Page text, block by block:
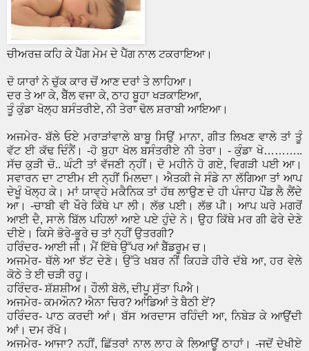
ਚੀਅਰਜ਼ ਕਹਿ ਕੇ ਪੈੱਗ ਮੇਮ ਦੇ ਪੈੱਗ ਨਾਲ ਟਕਰਾਇਆ।
ਦੋ ਯਾਰਾਂ ਨੇ ਚੁੱਕ ਕਾਰ ਚੋਂ ਆਣ ਦਰਾਂ ਤੇ ਲਾਹਿਆ।
ਦਰ ਤੇ ਆ ਕੇ, ਬੈੱਲ ਵਜਾ ਕੇ, ਠਾਹ ਬੂਹਾ ਖੜਕਾਇਆ,
ਤੂੰ ਕੁੰਡਾ ਖੋਲ੍ਹ ਬਸੰਤਰੀਏ, ਨੀ ਤੇਰਾ ਢੋਲ ਸ਼ਰਾਬੀ ਆਇਆ।
ਅਜਮੇਰ- ਬੱਲੇ ਓਏ ਮਰਾੜਾਂਵਾਲੇ ਬਾਬੂ ਸਿਉਂ ਮਾਨਾ, ਗੀਤ ਲਿਖਣ ਵਾਲੇ ਤਾਂ ਤੂੰ
ਵੱਟ ਈ ਕੱਢ ਦਿੰਨੈਂ। -ਹੋ ਬੁਹਾ ਖੋਲ ਬਸੰਤਰੀਏ ਨੀ ਤੇਰਾ। - ਕੁੰਡਾ ਖੋ………..
ਸੱਚ ਕੁੜੀ ਚੋ.. ਘੰਟੀ ਤਾਂ ਵੱਜਣੀ ਨ੍ਹੀਂ। ਦੋ ਮਹੀਨੇ ਹੋ ਗਏ, ਵਿਗੜੀ ਪਈ ਆ।
ਸਵਾਰਨ ਦਾ ਟਾਈਮ ਈ ਨ੍ਹੀਂ ਮਿਲਦਾ। ਐਤਕੀ ਜੇ ਸੰਡੇਨਾ ਲੱਗਿਆ ਤਾਂ ਆਪ
ਦੇਖੂੰ ਖੋਲ੍ਹ ਕੇ। ਮਾਂ ਯਾਵ੍ਹੇ ਮਕੈਨਿਕ ਤਾਂ ਹੱਥ ਲਾਉਣ ਦੇ ਹੀ ਪੰਜਾਹ ਪੌਂਡ ਲੈ ਲੈਂਦੇ
ਆ। -ਚਾਬੀ ਵੀ ਖੌਰੇ ਕਿੱਥੇ ਪਾ ਲੀ। ਲੱਭ ਪਈ। ਲੱਭ ਪੀ। ਆਪ ਘਰੇ ਮਗਰੋਂ
ਆਈ ਦੈ, ਸਾਲੇ ਬਿੱਲ ਪਹਿਲਾਂ ਆਏ ਪਏ ਹੁੰਦੇ ਨੇ। ਉਹ ਕਿੱਥੇ ਮਰ ਗੀ ਫੇਰੇ ਦੇਣੇ
ਦੀਏ। ਕਿਸੇ ਭੋਰੇ-ਭੂਰੇ ਚ ਤਾਂ ਨ੍ਹੀਂ ਉਤਰਗੀ?
ਹਰਿੰਦਰ- ਆਈ ਜੀ। ਮੈਂ ਇੱਥੇ ਉੱਪਰ ਆਂ ਬੈੱਡਰੂਮ ਚ।
ਅਜਮੇਰ- ਥੱਲੇ ਆ ਝੱਟ ਦੇਣੇ। ਉੱਤੇ ਖਬਰ ਨੀਂ ਕਿਹੜੇ ਹੀਰੇ ਦੱਬੇ ਆ, ਹਰ ਵੇਲੇ
ਕੋਠੇ ਤੇ ਈ ਚੜੀ ਰਹੂ।
ਹਰਿੰਦਰ- ਸ਼ੱਸ਼ਸ਼ੀਅ। ਹੌਲੀ ਬੋਲੋ, ਦੀਪੂ ਸੁੱਤਾ ਪਿਐ।
ਅਜਮੇਰ- ਕਮਔਨ? ਐਨਾ ਚਿਰ? ਆਂਡਿਆਂ ਤੇ ਬੈਠੀ ਏਂ?
ਹਰਿੰਦਰ- ਪਾਠ ਕਰਦੀ ਆਂ। ਬੱਸ ਅਰਦਾਸ ਰਹਿੰਦੀ ਆ, ਨਿਬੇੜ ਕੇ ਆਉਂਦੀ
ਆਂ। ਦਮ ਰੱਖੋ।
ਅਜਮੇਰ- ਆਜਾ? ਨਹੀਂ, ਛਿੱਤਰਾਂ ਨਾਲ ਲਾਹ ਕੇ ਲਿਆਊਂ ਠਾਹਾਂ। -ਜਦੋਂ ਦੇਖੀਏ